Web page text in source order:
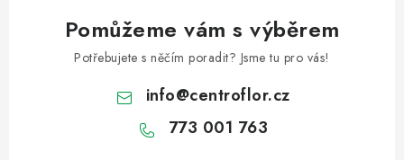
Pomůžeme vám s výběrem
Potřebujete s něčím poradit? Jsme tu pro vás!
info@centroflor.cz
773 001 763